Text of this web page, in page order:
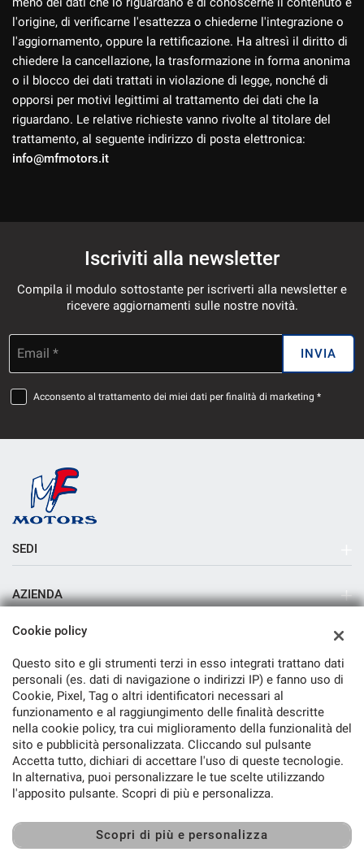
l'origine, di verificarne l'esattezza o chiederne l'integrazione o
l'aggiornamento, oppure la rettificazione. Ha altresì il diritto di
chiedere la cancellazione, la trasformazione in forma anonima
o il blocco dei dati trattati in violazione di legge, nonché di
opporsi per motivi legittimi al trattamento dei dati che la
riguardano. Le relative richieste vanno rivolte al titolare del
trattamento, al seguente indirizzo di posta elettronica:
info@mfmotors.it
Iscriviti alla newsletter
Compila il modulo sottostante per iscriverti alla newsletter e
ricevere aggiornamenti sulle nostre novità.
Email * INVIA
Acconsento al trattamento dei miei dati per finalità di marketing *
SEDI
AZIENDA
Azienda
Contatti
TORNA IN CIMA
Copyright © 2026 M.F. Motors & C. Srl - P.IVA 05822470968 -Leggi
l'informativa sulla privacy-Cookie Policy
Sito creato da:
Cookie policy
Questo sito e gli strumenti terzi in esso integrati trattano dati
personali (es. dati di navigazione o indirizzi IP) e fanno uso di
Cookie, Pixel, Tag o altri identificatori necessari al
funzionamento e al raggiungimento delle finalità descritte
nella cookie policy, tra cui miglioramento della funzionalità del
sito e pubblicità personalizzata. Cliccando sul pulsante
Accetta tutto, dichiari di accettare l'uso di queste tecnologie.
In alternativa, puoi personalizzare le tue scelte utilizzando
l'apposito pulsante. Scopri di più e personalizza.
Scopri di più e personalizza